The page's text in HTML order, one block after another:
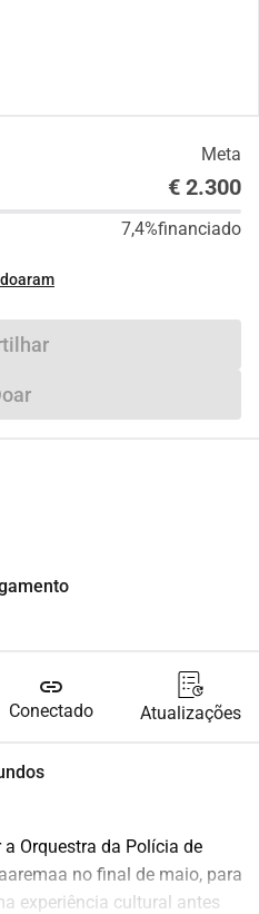
Meta
€ 2.300
7,4%financiado
link
Conectado Atualizações
Orquestra da Polícia de
no final de maio, para
experiência cultural antes